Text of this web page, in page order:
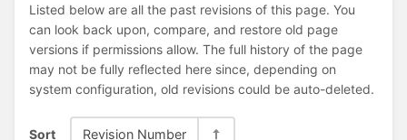
Listed below are all the past revisions of this page. You
can look back upon, compare, and restore old page
versions if permissions allow. The full history of the page
may not be fully reflected here since, depending on
system configuration, old revisions could be auto-deleted.
Sort Revision Number